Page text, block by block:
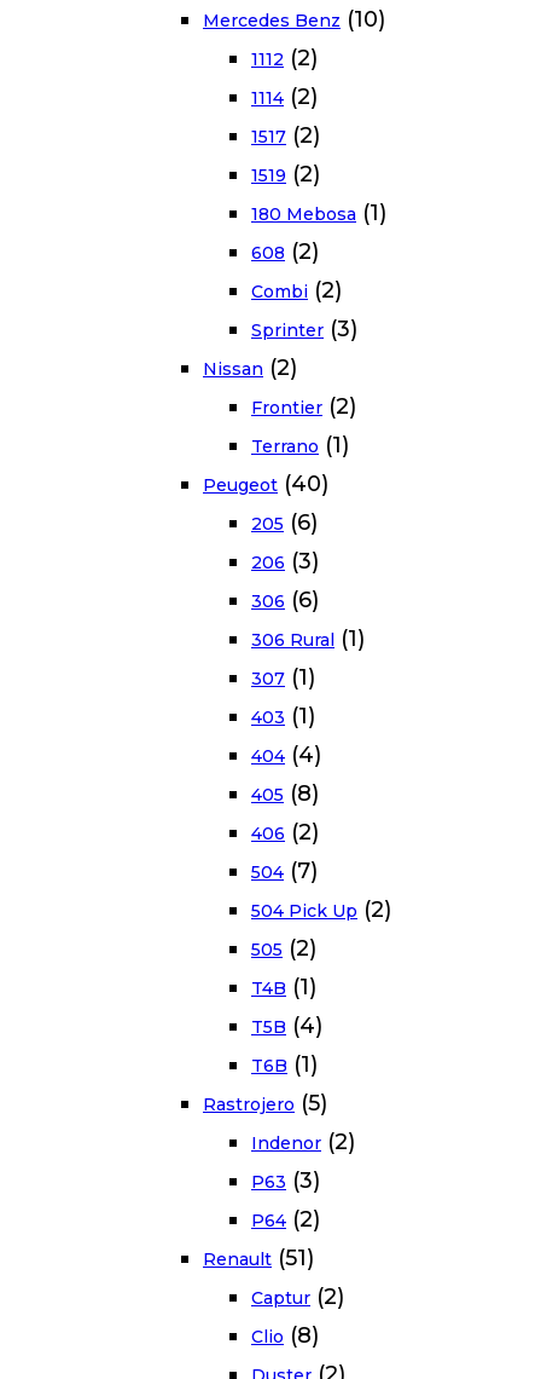
Mercedes Benz (10)
1112 (2)
1114 (2)
1517 (2)
1519 (2)
180 Mebosa (1)
608 (2)
Combi (2)
Sprinter (3)
Nissan (2)
Frontier (2)
Terrano (1)
Peugeot (40)
205 (6)
206 (3)
306 (6)
306 Rural (1)
307 (1)
403 (1)
404 (4)
405 (8)
406 (2)
504 (7)
504 Pick Up (2)
505 (2)
T4B (1)
T5B (4)
T6B (1)
Rastrojero (5)
Indenor (2)
P63 (3)
P64 (2)
Renault (51)
Captur (2)
Clio (8)